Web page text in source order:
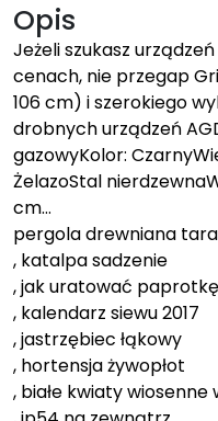
Opis
Jeżeli szukasz
cenach, nie przegap
106 cm) i szerokiego
drobnych urządzeń
gazowyKolor:
ŻelazoStal
cm…
pergola drewniana
, katalpa sadzenie
, jak uratować paprotkę
, kalendarz siewu 2017
, jastrzębiec łąkowy
, hortensja żywopłot
, białe kwiaty wiosenne